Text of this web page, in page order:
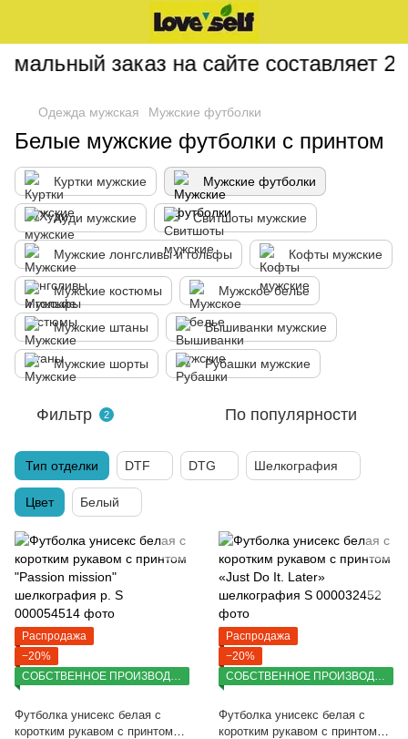
заказ на сайте составляет 200
Одежда мужская Мужские футболки
Белые мужские футболки с принтом
Куртки мужские Мужские футболки
Худи мужские Свитшоты мужские
Мужские лонгсливы и гольфы Кофты мужские
Мужские костюмы Мужское белье
Мужские штаны Вышиванки мужские
Мужские шорты Рубашки мужские
Фильтр 2 По популярности
Тип отделки DTF DTG Шелкография
Цвет Белый
Распродажа
−20%
СОБСТВЕННОЕ ПРОИЗВОДСТВО
Футболка унисекс белая с
коротким рукавом с принтом
Распродажа
−20%
СОБСТВЕННОЕ ПРОИЗВОДСТВО
Футболка унисекс белая с
коротким рукавом с принтом